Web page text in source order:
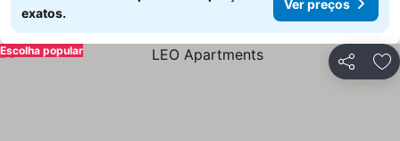
exatos.
Ver preços
Partilhar
Escolha popular